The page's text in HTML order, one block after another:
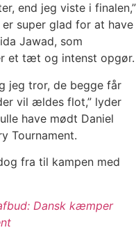
end jeg viste i finalen,”
super glad for at have
Jawad, som
et tæt og intenst opgør.
jeg tror, de begge får
vil ældes flot,” lyder
have mødt Daniel
Tournament.
fra til kampen med
Dansk kæmper